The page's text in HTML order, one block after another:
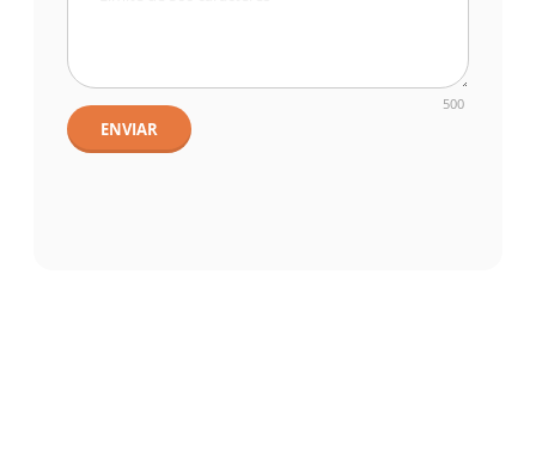
500
ENVIAR